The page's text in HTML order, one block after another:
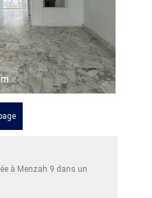
à Menzah 9 dans un